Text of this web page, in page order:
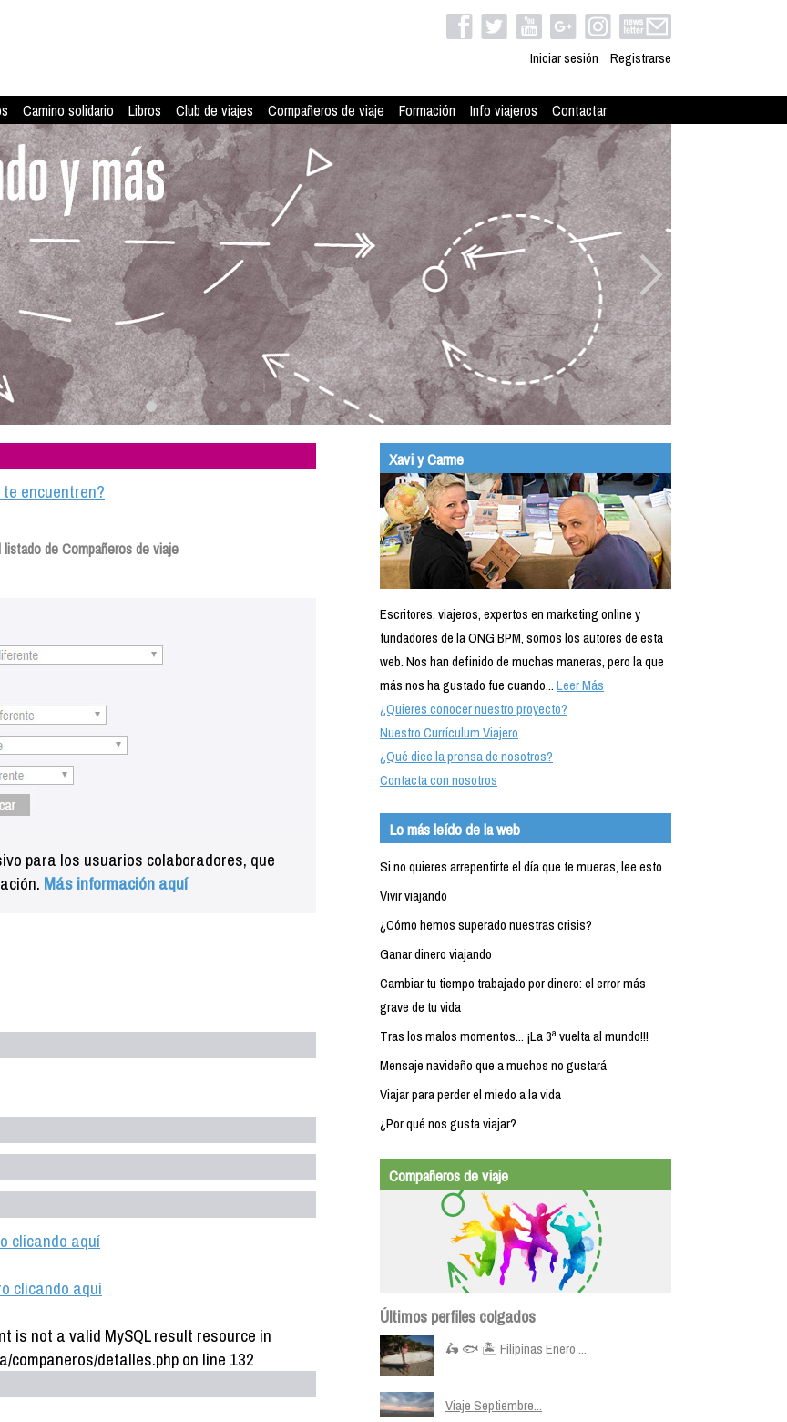
Iniciar sesión Registrarse
Camino solidario Libros Club de viajes Compañeros de viaje Formación Info viajeros Contactar
encuentren?
listado de Compañeros de viaje
para los usuarios colaboradores, que
Más información aquí
clicando aquí
clicando aquí
is not a valid MySQL result resource in
detalles.php on line 132
Xavi y Carme
Escritores, viajeros, expertos en marketing online y
fundadores de la ONG BPM, somos los autores de esta
web. Nos han definido de muchas maneras, pero la que
más nos ha gustado fue cuando...Leer Más
¿Quieres conocer nuestro proyecto?
Nuestro Currículum Viajero
¿Qué dice la prensa de nosotros?
Contacta con nosotros
Lo más leído de la web
Si no quieres arrepentirte el día que te mueras, lee esto
Vivir viajando
¿Cómo hemos superado nuestras crisis?
Ganar dinero viajando
Cambiar tu tiempo trabajado por dinero: el error más
grave de tu vida
Tras los malos momentos... ¡La 3ª vuelta al mundo!!!
Mensaje navideño que a muchos no gustará
Viajar para perder el miedo a la vida
¿Por qué nos gusta viajar?
Compañeros de viaje
Últimos perfiles colgados
🛵 🐟 🏝️ Filipinas Enero ...
Viaje Septiembre...